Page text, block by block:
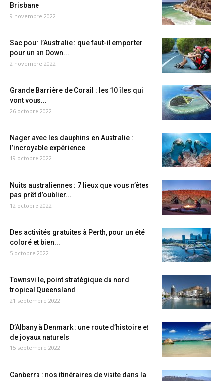
Brisbane
9 novembre 2022
Sac pour l’Australie : que faut-il emporter
pour un an Down...
2 novembre 2022
Grande Barrière de Corail : les 10 îles qui
vont vous...
26 octobre 2022
Nager avec les dauphins en Australie :
l’incroyable expérience
19 octobre 2022
Nuits australiennes : 7 lieux que vous n’êtes
pas prêt d’oublier...
12 octobre 2022
Des activités gratuites à Perth, pour un été
coloré et bien...
5 octobre 2022
Townsville, point stratégique du nord
tropical Queensland
21 septembre 2022
D’Albany à Denmark : une route d’histoire et
de joyaux naturels
15 septembre 2022
Canberra : nos itinéraires de visite dans la